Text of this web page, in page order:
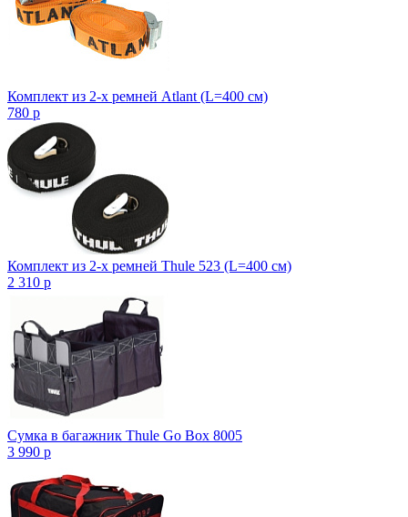
Комплект из 2-х ремней Atlant (L=400 см)
780 p
Комплект из 2-х ремней Thule 523 (L=400 см)
2 310 p
Сумка в багажник Thule Go Box 8005
3 990 p